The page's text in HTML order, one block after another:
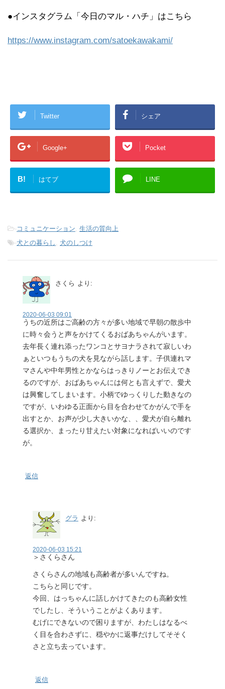
●インスタグラム「今日のマル・ハチ」はこちら
https://www.instagram.com/satoekawakami/
Twitter シェア
Google+ Pocket
B! はてブ LINE
-コミュニケーション 生活の質向上
-犬との暮らし 犬のしつけ
さくら より:
2020-06-03 09:01
うちの近所はご高齢の方々が多い地域で早朝の散歩中
に時々会うと声をかけてくるおばあちゃんがいます。
去年長く連れ添ったワンコとサヨナラされて寂しいわ
ぁといつもうちの犬を見ながら話します。子供連れマ
マさんや中年男性とかならはっきりノーとお伝えでき
るのですが、おばあちゃんには何とも言えずで、愛犬
は興奮してしまいます。小柄でゆっくりした動きなの
ですが、いわゆる正面から目を合わせてかがんで手を
出すとか、お声が少し大きいかな、、愛犬が自ら離れ
る選択か、まったり甘えたい対象になればいいのです
が。
返信
グラ より:
2020-06-03 15:21
＞さくらさん
さくらさんの地域も高齢者が多いんですね。
こちらと同じです。
今回、はっちゃんに話しかけてきたのも高齢女性
でしたし、そういうことがよくあります。
むげにできないので困りますが、わたしはなるべ
く目を合わさずに、穏やかに返事だけしてそそく
さと立ち去っています。
返信